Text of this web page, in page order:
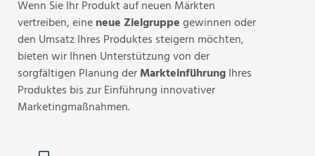
Wenn Sie Ihr Produkt auf neuen Märkten
vertreiben, eineneue Zielgruppegewinnen oder
den Umsatz Ihres Produktes steigern möchten,
bieten wir Ihnen Unterstützung von der
sorgfältigen Planung derMarkteinführungIhres
Produktes bis zur Einführung innovativer
Marketingmaßnahmen.